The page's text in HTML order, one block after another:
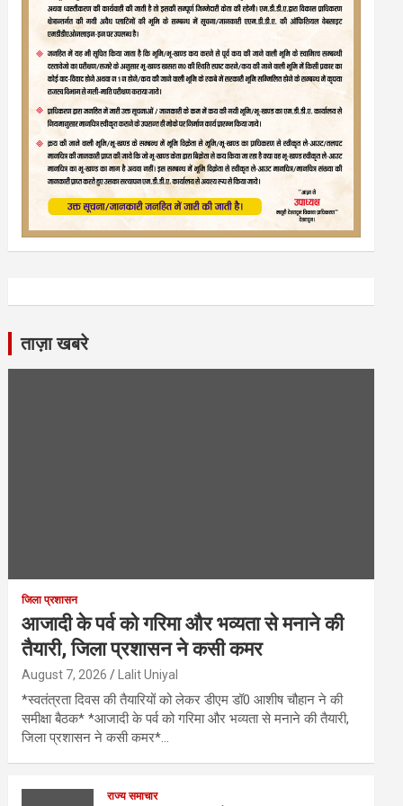
ताज़ा खबरे
जिला प्रशासन
आजादी के पर्व को गरिमा और भव्यता से मनाने की
तैयारी, जिला प्रशासन ने कसी कमर
August 7, 2026 Lalit Uniyal
*स्वतंत्रता दिवस की तैयारियों को लेकर डीएम डॉ0 आशीष चौहान ने की
समीक्षा बैठक* *आजादी के पर्व को गरिमा और भव्यता से मनाने की तैयारी,
जिला प्रशासन ने कसी कमर*…
राज्य समाचार